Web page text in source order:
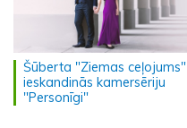
Šūberta "Ziemas ceļojums"
ieskandinās kamersēriju
"Personīgi"